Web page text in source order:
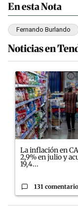
En esta Nota
Fernando Burlando
Noticias en
Este listado muestra
Un artículo de
La inflación en
2,9% en julio y
19,4...
131